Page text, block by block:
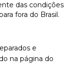
das condições
fora do Brasil.
e
na página do